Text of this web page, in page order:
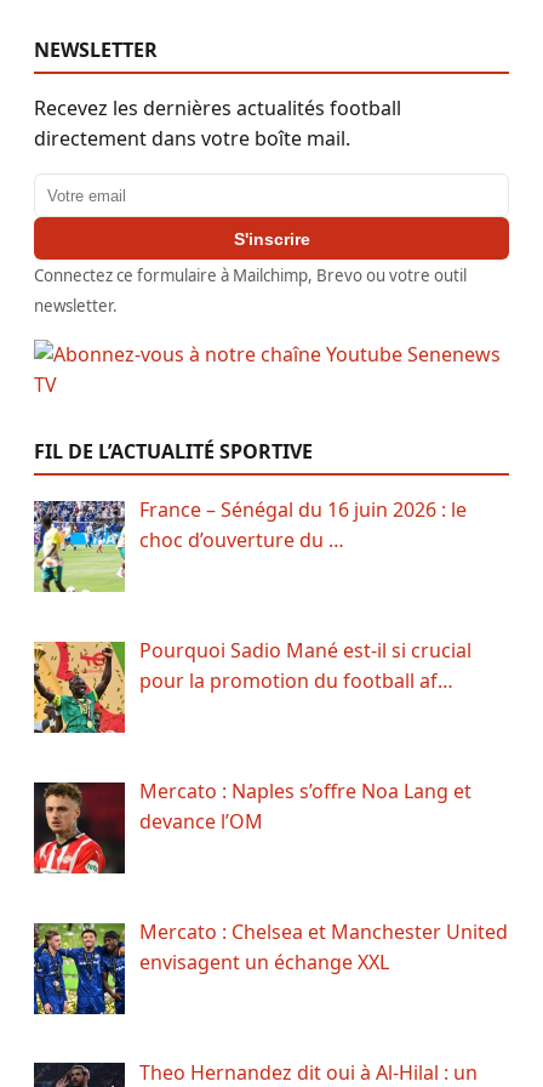
NEWSLETTER
Recevez les dernières actualités football
directement dans votre boîte mail.
Adresse email
S'inscrire
Connectez ce formulaire à Mailchimp, Brevo ou votre outil
newsletter.
FIL DE L’ACTUALITÉ SPORTIVE
France – Sénégal du 16 juin 2026 : le
choc d’ouverture du …
Pourquoi Sadio Mané est-il si crucial
pour la promotion du football af…
Mercato : Naples s’offre Noa Lang et
devance l’OM
Mercato : Chelsea et Manchester United
envisagent un échange XXL
Theo Hernandez dit oui à Al-Hilal : un